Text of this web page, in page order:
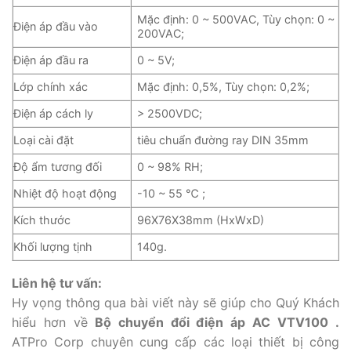
Điện áp đầu vào
Mặc định: 0 ~ 500VAC, Tùy chọn: 0 ~
200VAC;
Điện áp đầu ra
0 ~ 5V;
Lớp chính xác
Mặc định: 0,5%, Tùy chọn: 0,2%;
Điện áp cách ly
> 2500VDC;
Loại cài đặt
tiêu chuẩn đường ray DIN 35mm
Độ ẩm tương đối
0 ~ 98% RH;
Nhiệt độ hoạt động
-10 ~ 55 ℃ ;
Kích thước
96X76X38mm (HxWxD)
Khối lượng tịnh
140g.
Liên hệ tư vấn:
Hy vọng thông qua bài viết này sẽ giúp cho Quý Khách
hiểu hơn vềBộ chuyển đổi điện áp AC VTV100 .
ATPro Corp chuyên cung cấp các loại thiết bị công